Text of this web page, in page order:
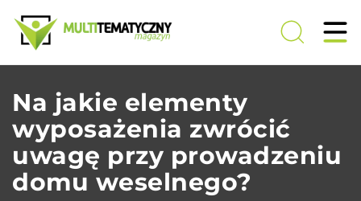
Na jakie elementy
wyposażenia zwrócić
uwagę przy prowadzeniu
domu weselnego?